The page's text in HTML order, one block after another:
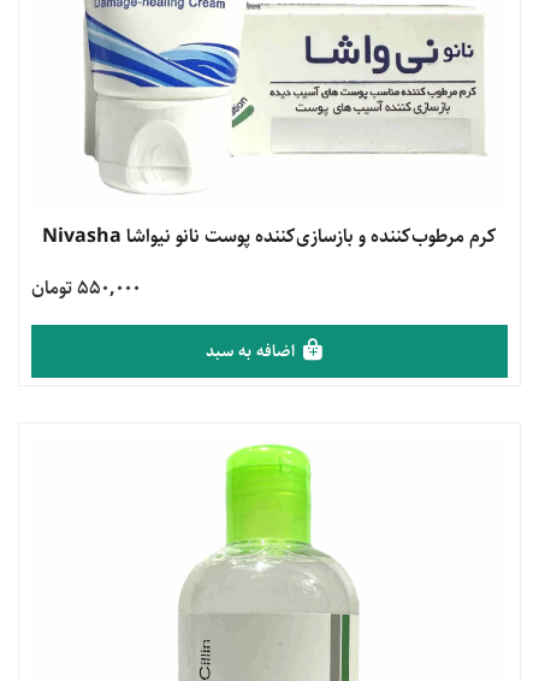
مشاهده محصول
کرم مرطوب‌کننده و بازسازی‌کننده پوست نانو نیواشا Nivasha
550,000 تومان
اضافه به سبد